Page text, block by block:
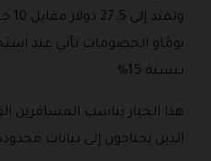
يومًاو الخصومات تأتي عند
بنسبة 15%.
هذا الخيار يناسب المسافرين
الذين يحتاجون إلى بيانات